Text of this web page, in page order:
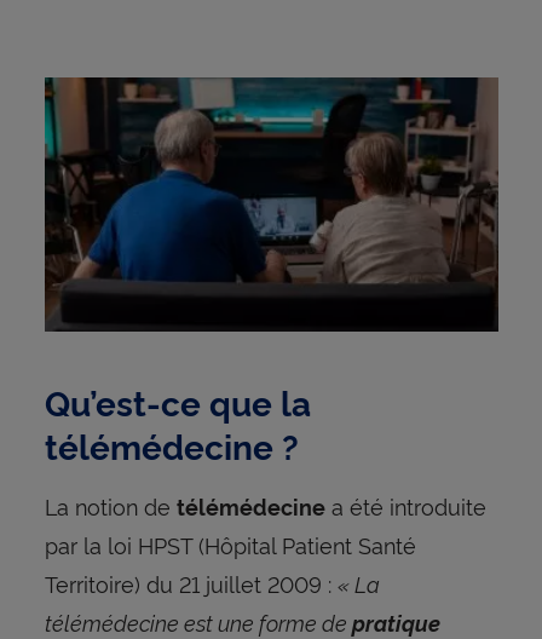
Qu’est-ce que la
télémédecine ?
La notion de télémédecinea été introduite
par la loi HPST (Hôpital Patient Santé
Territoire) du 21 juillet 2009 : « La
télémédecine est une forme de pratique